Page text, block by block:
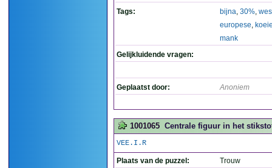
Tags:
bijna, 30%,
europese,
mank
Gelijkluidende vragen:
Geplaatst door: Anoniem
1001065 Centrale figuur in het
VEE.I.R
Plaats van de puzzel:
Trouw